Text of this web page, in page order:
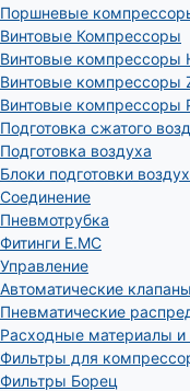
Поршневые
Винтовые Компрессоры
Винтовые компрессоры
Винтовые компрессоры
Винтовые компрессоры
Подготовка сжатого
Подготовка воздуха
Блоки подготовки
Соединение
Пневмотрубка
Фитинги E.MC
Управление
Автоматические
Пневматические
Расходные материалы и
Фильтры для
Фильтры Борец